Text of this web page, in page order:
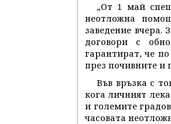
„От 1 май
неотложна
заведение вчера.
договори с
гарантират, че
през почивните и
Във връзка с
кога личният
и големите
часовата